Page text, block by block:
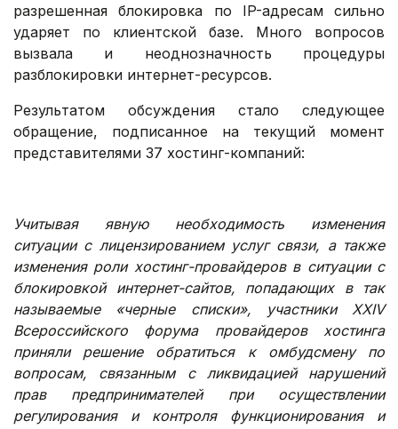
разрешенная блокировка по IP-адресам сильно
ударяет по клиентской базе. Много вопросов
вызвала и неоднозначность процедуры
разблокировки интернет-ресурсов.
Результатом обсуждения стало следующее
обращение, подписанное на текущий момент
представителями 37 хостинг-компаний:
Учитывая явную необходимость изменения
ситуации с лицензированием услуг связи, а также
изменения роли хостинг-провайдеров в ситуации с
блокировкой интернет-сайтов, попадающих в так
называемые «черные списки», участники XXIV
Всероссийского форума провайдеров хостинга
приняли решение обратиться к омбудсмену по
вопросам, связанным с ликвидацией нарушений
прав предпринимателей при осуществлении
регулирования и контроля функционирования и